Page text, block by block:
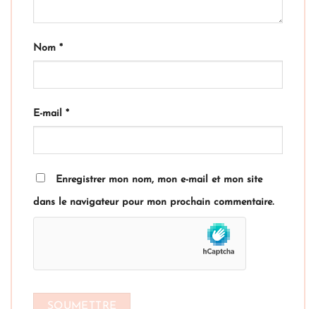
Nom *
E-mail *
Enregistrer mon nom, mon e-mail et mon site
dans le navigateur pour mon prochain commentaire.